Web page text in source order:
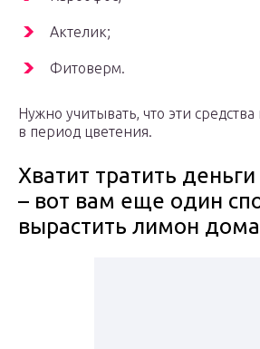
Актелик;
Фитоверм.
Нужно учитывать, что эти
в период цветения.
Хватит тратить
– вот вам еще один
вырастить лимон дома